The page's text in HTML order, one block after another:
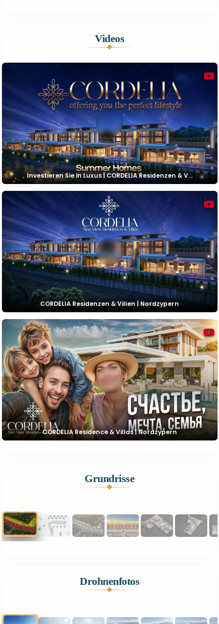
Videos
Investieren Sie in Luxus | CORDELIA Residenzen & V...
CORDELIA Residenzen & Villen | Nordzypern
CORDELIA Residence & Villas | Nordzypern
Grundrisse
1 19
Drohnenfotos
1 19